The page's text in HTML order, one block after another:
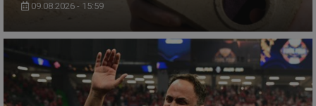
09.08.2026 - 15:59